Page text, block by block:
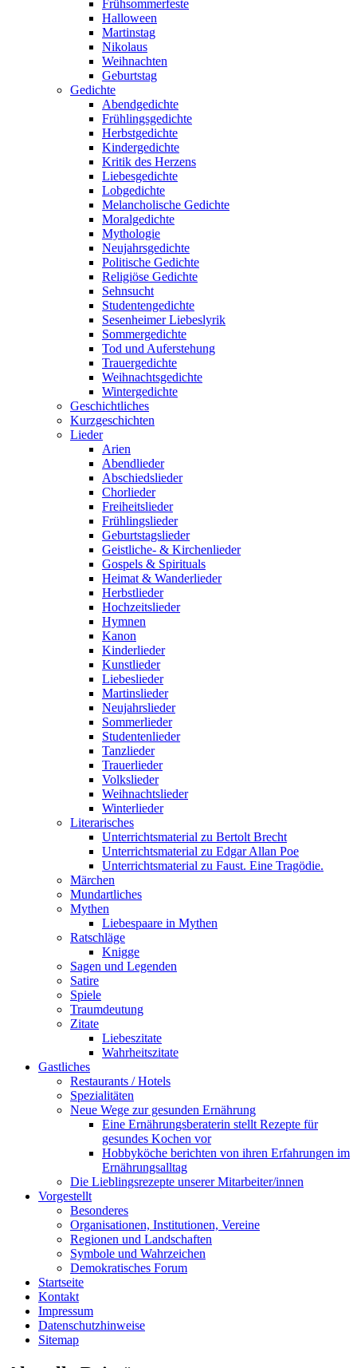
Frühsommerfeste
Halloween
Martinstag
Nikolaus
Weihnachten
Geburtstag
Gedichte
Abendgedichte
Frühlingsgedichte
Herbstgedichte
Kindergedichte
Kritik des Herzens
Liebesgedichte
Lobgedichte
Melancholische Gedichte
Moralgedichte
Mythologie
Neujahrsgedichte
Politische Gedichte
Religiöse Gedichte
Sehnsucht
Studentengedichte
Sesenheimer Liebeslyrik
Sommergedichte
Tod und Auferstehung
Trauergedichte
Weihnachtsgedichte
Wintergedichte
Geschichtliches
Kurzgeschichten
Lieder
Arien
Abendlieder
Abschiedslieder
Chorlieder
Freiheitslieder
Frühlingslieder
Geburtstagslieder
Geistliche- & Kirchenlieder
Gospels & Spirituals
Heimat & Wanderlieder
Herbstlieder
Hochzeitslieder
Hymnen
Kanon
Kinderlieder
Kunstlieder
Liebeslieder
Martinslieder
Neujahrslieder
Sommerlieder
Studentenlieder
Tanzlieder
Trauerlieder
Volkslieder
Weihnachtslieder
Winterlieder
Literarisches
Unterrichtsmaterial zu Bertolt Brecht
Unterrichtsmaterial zu Edgar Allan Poe
Unterrichtsmaterial zu Faust. Eine Tragödie.
Märchen
Mundartliches
Mythen
Liebespaare in Mythen
Ratschläge
Knigge
Sagen und Legenden
Satire
Spiele
Traumdeutung
Zitate
Liebeszitate
Wahrheitszitate
Gastliches
Restaurants / Hotels
Spezialitäten
Neue Wege zur gesunden Ernährung
Eine Ernährungsberaterin stellt Rezepte für
gesundes Kochen vor
Hobbyköche berichten von ihren Erfahrungen im
Ernährungsalltag
Die Lieblingsrezepte unserer Mitarbeiter/innen
Vorgestellt
Besonderes
Organisationen, Institutionen, Vereine
Regionen und Landschaften
Symbole und Wahrzeichen
Demokratisches Forum
Startseite
Kontakt
Impressum
Datenschutzhinweise
Sitemap